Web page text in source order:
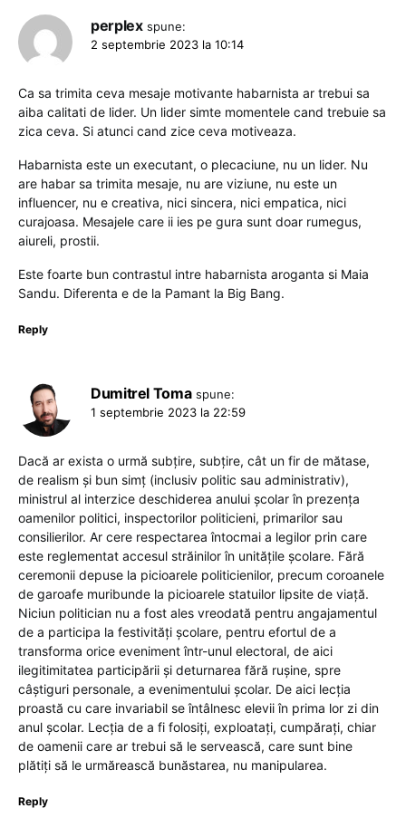
perplex spune:
2 septembrie 2023 la 10:14
Ca sa trimita ceva mesaje motivante habarnista ar trebui sa
aiba calitati de lider. Un lider simte momentele cand trebuie sa
zica ceva. Si atunci cand zice ceva motiveaza.
Habarnista este un executant, o plecaciune, nu un lider. Nu
are habar sa trimita mesaje, nu are viziune, nu este un
influencer, nu e creativa, nici sincera, nici empatica, nici
curajoasa. Mesajele care ii ies pe gura sunt doar rumegus,
aiureli, prostii.
Este foarte bun contrastul intre habarnista aroganta si Maia
Sandu. Diferenta e de la Pamant la Big Bang.
Reply
Dumitrel Toma spune:
1 septembrie 2023 la 22:59
Dacă ar exista o urmă subțire, subțire, cât un fir de mătase,
de realism și bun simț (inclusiv politic sau administrativ),
ministrul al interzice deschiderea anului școlar în prezența
oamenilor politici, inspectorilor politicieni, primarilor sau
consilierilor. Ar cere respectarea întocmai a legilor prin care
este reglementat accesul străinilor în unitățile școlare. Fără
ceremonii depuse la picioarele politicienilor, precum coroanele
de garoafe muribunde la picioarele statuilor lipsite de viață.
Niciun politician nu a fost ales vreodată pentru angajamentul
de a participa la festivități școlare, pentru efortul de a
transforma orice eveniment într-unul electoral, de aici
ilegitimitatea participării și deturnarea fără rușine, spre
câștiguri personale, a evenimentului școlar. De aici lecția
proastă cu care invariabil se întâlnesc elevii în prima lor zi din
anul școlar. Lecția de a fi folosiți, exploatați, cumpărați, chiar
de oamenii care ar trebui să le servească, care sunt bine
plătiți să le urmărească bunăstarea, nu manipularea.
Reply